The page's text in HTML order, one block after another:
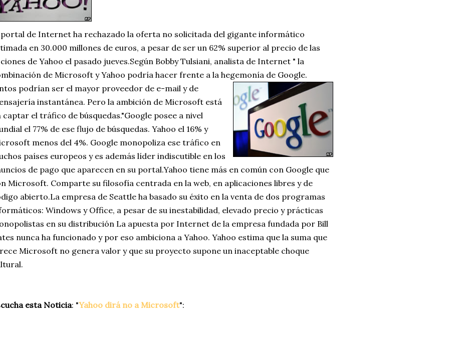
portal de Internet ha rechazado la oferta no solicitada del gigante informático
en 30.000 millones de euros, a pesar de ser un 62% superior al precio de las
de Yahoo el pasado jueves.Según Bobby Tulsiani, analista de Internet " la
de Microsoft y Yahoo podría hacer frente a la hegemonía de Google.
podrían ser el mayor proveedor de e-mail y de
instantánea. Pero la ambición de Microsoft está
captar el tráfico de búsquedas."Google posee a nivel
el 77% de ese flujo de búsquedas. Yahoo el 16% y
menos del 4%. Google monopoliza ese tráfico en
países europeos y es además líder indiscutible en los
de pago que aparecen en su portal.Yahoo tiene más en común con Google que
Microsoft. Comparte su filosofía centrada en la web, en aplicaciones libres y de
abierto.La empresa de Seattle ha basado su éxito en la venta de dos programas
Windows y Office, a pesar de su inestabilidad, elevado precio y prácticas
en su distribución La apuesta por Internet de la empresa fundada por Bill
nunca ha funcionado y por eso ambiciona a Yahoo. Yahoo estima que la suma que
Microsoft no genera valor y que su proyecto supone un inaceptable choque
esta Noticia: "Yahoo dirá no a Microsoft":